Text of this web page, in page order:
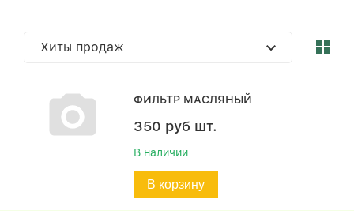
Хиты продаж
ФИЛЬТР МАСЛЯНЫЙ
350 руб шт.
В наличии
В корзину